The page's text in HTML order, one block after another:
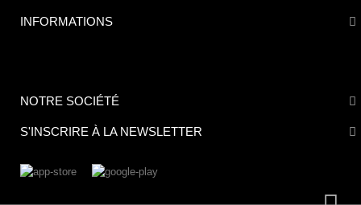
INFORMATIONS
NOTRE SOCIÉTÉ
S'INSCRIRE À LA NEWSLETTER